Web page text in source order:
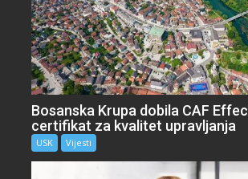
Bosanska Krupa dobila CAF
certifikat za kvalitet upravljanja
USK Vijesti